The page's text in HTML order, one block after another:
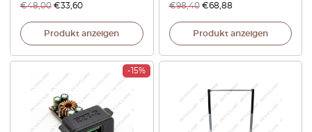
€48,00 €33,60
Produkt anzeigen
€98,40 €68,88
Produkt anzeigen
-15%